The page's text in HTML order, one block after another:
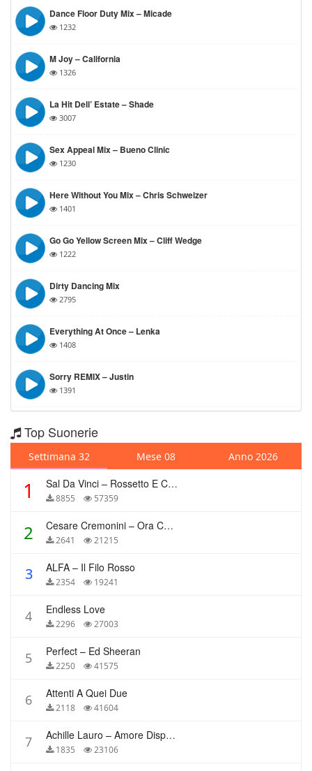
Dance Floor Duty Mix – Micade
1232
M Joy – California
1326
La Hit Dell’ Estate – Shade
3007
Sex Appeal Mix – Bueno Clinic
1230
Here Without You Mix – Chris Schweizer
1401
Go Go Yellow Screen Mix – Cliff Wedge
1222
Dirty Dancing Mix
2795
Everything At Once – Lenka
1408
Sorry REMIX – Justin
1391
Top Suonerie
Settimana 32 Mese 08 Anno 2026
1 Sal Da Vinci – Rossetto E Caffè
8855 57359
2 Cesare Cremonini – Ora Che Non Ho Più Te
2641 21215
3 ALFA – Il Filo Rosso
2354 19241
4 Endless Love
2296 27003
5 Perfect – Ed Sheeran
2250 41575
6 Attenti A Quei Due
2118 41604
7 Achille Lauro – Amore Disperato
1835 23106